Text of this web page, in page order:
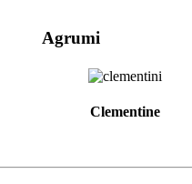
Agrumi
Clementine